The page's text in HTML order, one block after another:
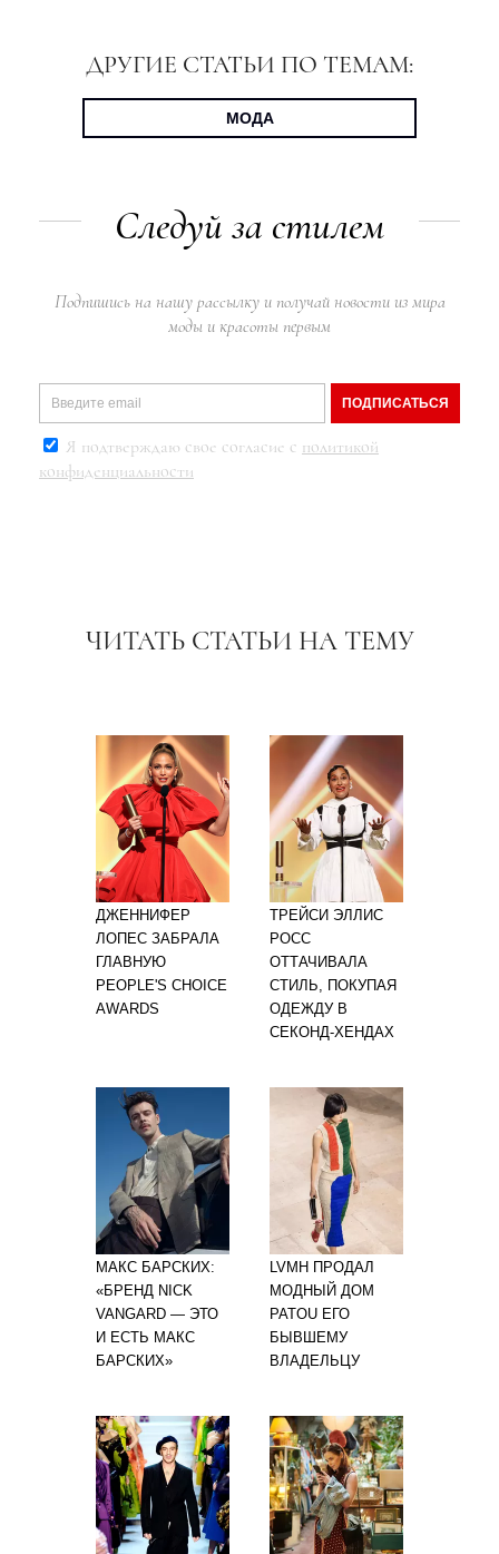
ДРУГИЕ СТАТЬИ ПО ТЕМАМ:
МОДА
Следуй за стилем
Подпишись на нашу рассылку и получай новости из мира
моды и красоты первым
ПОДПИСАТЬСЯ
Я подтверждаю свое согласие с политикой
конфиденциальности
ЧИТАТЬ СТАТЬИ НА ТЕМУ
ДЖЕННИФЕР
ЛОПЕС ЗАБРАЛА
ГЛАВНУЮ
PEOPLE'S CHOICE
AWARDS
ТРЕЙСИ ЭЛЛИС
РОСС
ОТТАЧИВАЛА
СТИЛЬ, ПОКУПАЯ
ОДЕЖДУ В
СЕКОНД-ХЕНДАХ
МАКС БАРСКИХ:
«БРЕНД NICK
VANGARD — ЭТО
И ЕСТЬ МАКС
БАРСКИХ»
LVMH ПРОДАЛ
МОДНЫЙ ДОМ
PATOU ЕГО
БЫВШЕМУ
ВЛАДЕЛЬЦУ